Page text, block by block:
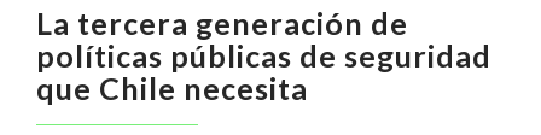
La tercera generación de
políticas públicas de seguridad
que Chile necesita